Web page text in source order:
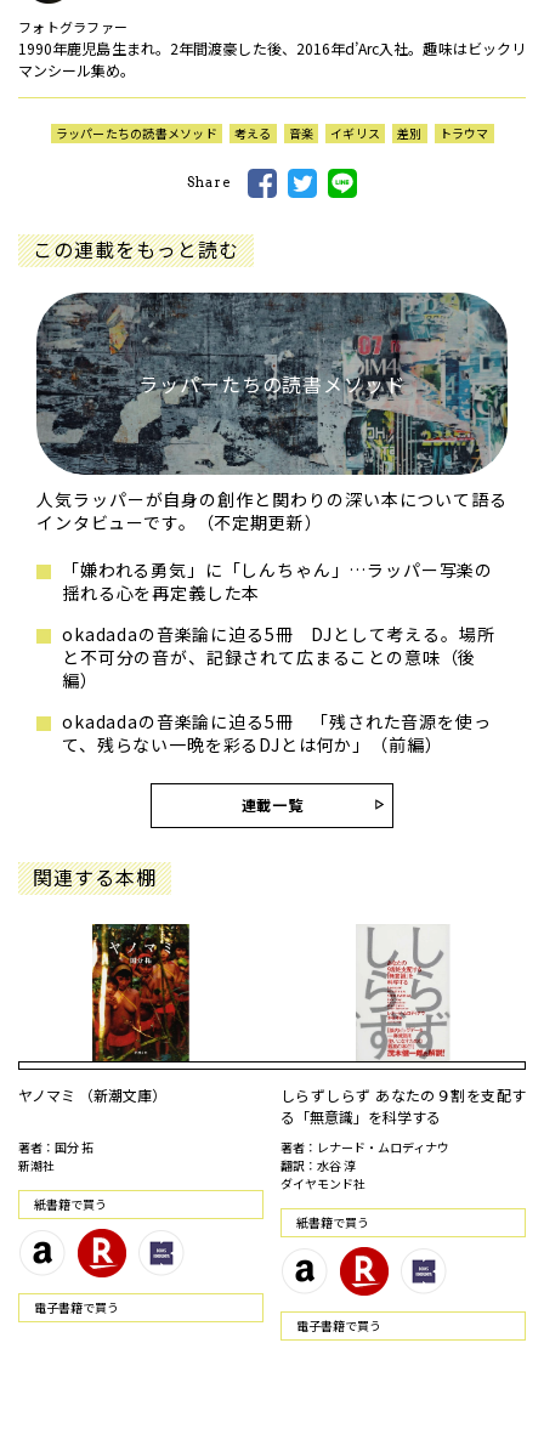
フォトグラファー
1990年鹿児島生まれ。2年間渡豪した後、2016年d’Arc入社。趣味はビックリ
マンシール集め。
ラッパーたちの読書メソッド 考える 音楽 イギリス 差別 トラウマ
Share
この連載をもっと読む
ラッパーたちの読書メソッド
人気ラッパーが自身の創作と関わりの深い本について語る
インタビューです。（不定期更新）
「嫌われる勇気」に「しんちゃん」…ラッパー写楽の
揺れる心を再定義した本
okadadaの音楽論に迫る5冊 DJとして考える。場所
と不可分の音が、記録されて広まることの意味（後
編）
okadadaの音楽論に迫る5冊 「残された音源を使っ
て、残らない一晩を彩るDJとは何か」（前編）
連載一覧
関連する本棚
ヤノマミ （新潮文庫）
著者：国分 拓
新潮社
紙書籍で買う
電⼦書籍で買う
しらずしらず あなたの９割を支配す
る「無意識」を科学する
著者：レナード・ムロディナウ
翻訳：水谷 淳
ダイヤモンド社
紙書籍で買う
電⼦書籍で買う